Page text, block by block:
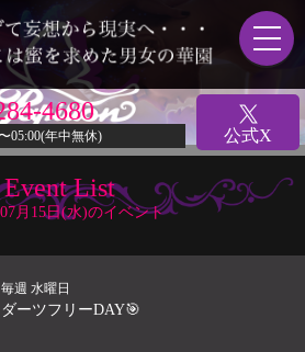
4680
05:00(年中無休) 公式X
Event List
月15日(水)のイベント
毎週 水曜日
ダーツフリーDAY🎯